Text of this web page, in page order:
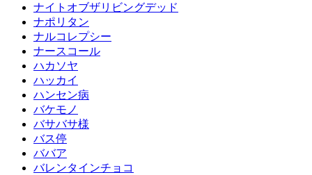
ナイトオブザリビングデッド
ナポリタン
ナルコレプシー
ナースコール
ハカソヤ
ハッカイ
ハンセン病
バケモノ
バサバサ様
バス停
ババア
バレンタインチョコ